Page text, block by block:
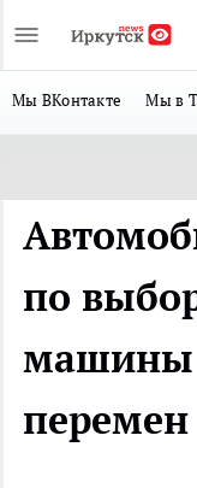
Мы ВКонтакте Мы в
по
машины
перемен